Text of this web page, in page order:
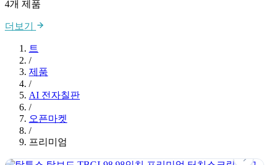
4개 제품
더보기
트
/
제품
/
AI 전자칠판
/
오픈마켓
/
프리미엄